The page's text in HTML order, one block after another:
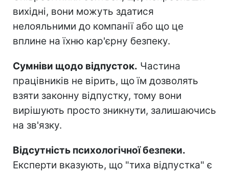
вихідні, вони можуть здатися
нелояльними до компанії або що це
вплине на їхню кар'єрну безпеку.
Сумніви щодо відпусток. Частина
працівників не вірить, що їм дозволять
взяти законну відпустку, тому вони
вирішують просто зникнути, залишаючись
на зв'язку.
Відсутність психологічної безпеки.
Експерти вказують, що "тиха відпустка" є